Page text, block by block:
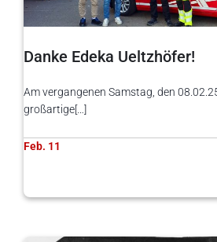
Danke Edeka Ueltzhöfer!
Am vergangenen Samstag, den
großartige[…]
Feb. 11